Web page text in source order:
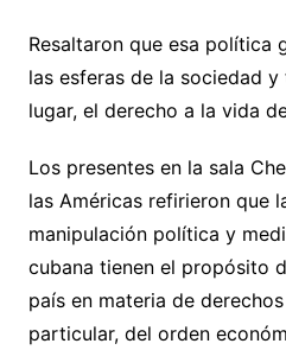
Resaltaron que esa política
las esferas de la sociedad
lugar, el derecho a la vida
Los presentes en la sala
las Américas refirieron que
manipulación política y
cubana tienen el propósito
país en materia de
particular, del orden